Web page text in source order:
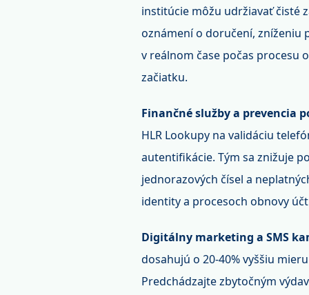
institúcie môžu udržiavať čisté
oznámení o doručení, zníženiu
v reálnom čase počas procesu
začiatku.
Finančné služby a prevencia
HLR Lookupy na validáciu
autentifikácie. Tým sa znižuje
jednorazových čísel a
identity a procesoch obnovy
Digitálny marketing a SMS
dosahujú o 20-40% vyššiu
Predchádzajte zbytočným